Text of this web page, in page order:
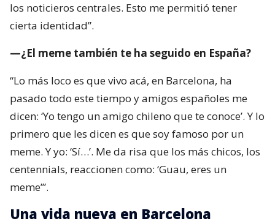
los noticieros centrales. Esto me permitió tener
cierta identidad”.
—¿El meme también te ha seguido en España?
“Lo más loco es que vivo acá, en Barcelona, ha
pasado todo este tiempo y amigos españoles me
dicen: ‘Yo tengo un amigo chileno que te conoce’. Y lo
primero que les dicen es que soy famoso por un
meme. Y yo: ‘Sí…’. Me da risa que los más chicos, los
centennials, reaccionen como: ‘Guau, eres un
meme’”.
Una vida nueva en Barcelona